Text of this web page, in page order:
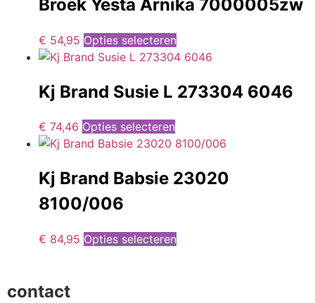
Broek Yesta Arnika 7000005zw
€ 54,95 Opties selecteren
Kj Brand Susie L 273304 6046
€ 74,46 Opties selecteren
Kj Brand Babsie 23020
8100/006
€ 84,95 Opties selecteren
contact